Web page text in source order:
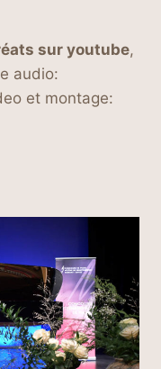
sur youtube,
audio:
et montage: